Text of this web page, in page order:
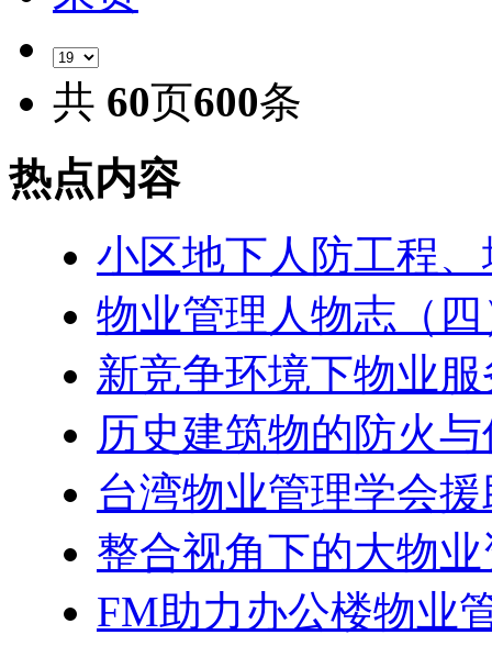
共 60页600条
热点内容
小区地下人防工程
物业管理人物志（
新竞争环境下物业
历史建筑物的防火
台湾物业管理学会
整合视角下的大物
FM助力办公楼物业